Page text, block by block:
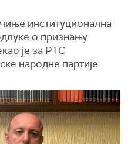
институционална
о признању
је за РТС
народне партије